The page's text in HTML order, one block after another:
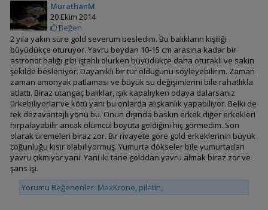
Chaetobranchopsis
australis (Basketmouth)
Chaetobranchopsis
MurathanM
20 Ekim 2014
Beğen
2 yıla yakın süre gold severum besledim. Bu balıkların kişiliği
büyüdükçe oturuyor. Yavru boydan 10-15 cm arasına kadar bir
astronot balığı gibi iştahlı olurken büyüdükçe daha oturaklı ve sakin
şekilde besleniyor. Dayanıklı bir tür olduğunu söyleyebilirim. Zaman
zaman amonyak patlaması ve büyük su değişimlerini bile rahatlıkla
atlattı. Biraz utangaç balıklar, ışık kapalıyken odaya dalarsanız
ürkebiliyorlar ve kötü yanı bu onlarda alışkanlık yapabiliyor. Belki de
tek dezavantajlı yönü bu. Onun dışında baskın erkek diğer erkekleri
hırpalayabilir ancak ölümcül boyuta geldiğini hiç görmedim. Son
olarak üremeleri biraz zor. Bir rivayete göre gold erkeklerinin büyük
çoğunluğu kısır olabiliyormuş. Yumurta dökseler bile yumurtadan
yavru çıkmıyor yani. Yani iki tane golddan yavru almak biraz zor ve
şans işi.
Yorumu Beğenenler: MaxKrone, pilatin,